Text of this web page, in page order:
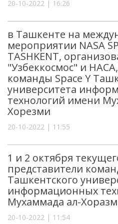
20-10-2022 | 16:26
в Ташкенте на
мероприятии NASA
TASHKENT,
"Узбеккосмос" и
команды Space Y
университета
технологий имени
Хорезми
20-10-2022 | 11:55
1 и 2 октября
представители
Ташкентского
информационных
Мухаммада ал-
20-10-2022 | 11:54